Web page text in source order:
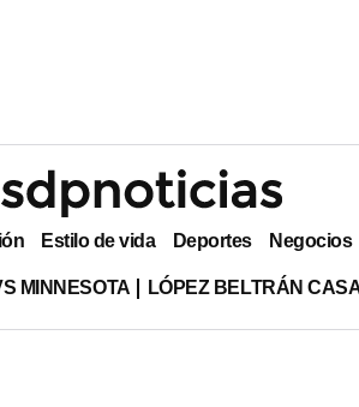
Estilo de vida Deportes Negocios
MINNESOTA LÓPEZ BELTRÁN